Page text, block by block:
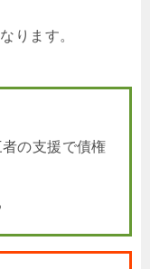
ります。
の支援で債権